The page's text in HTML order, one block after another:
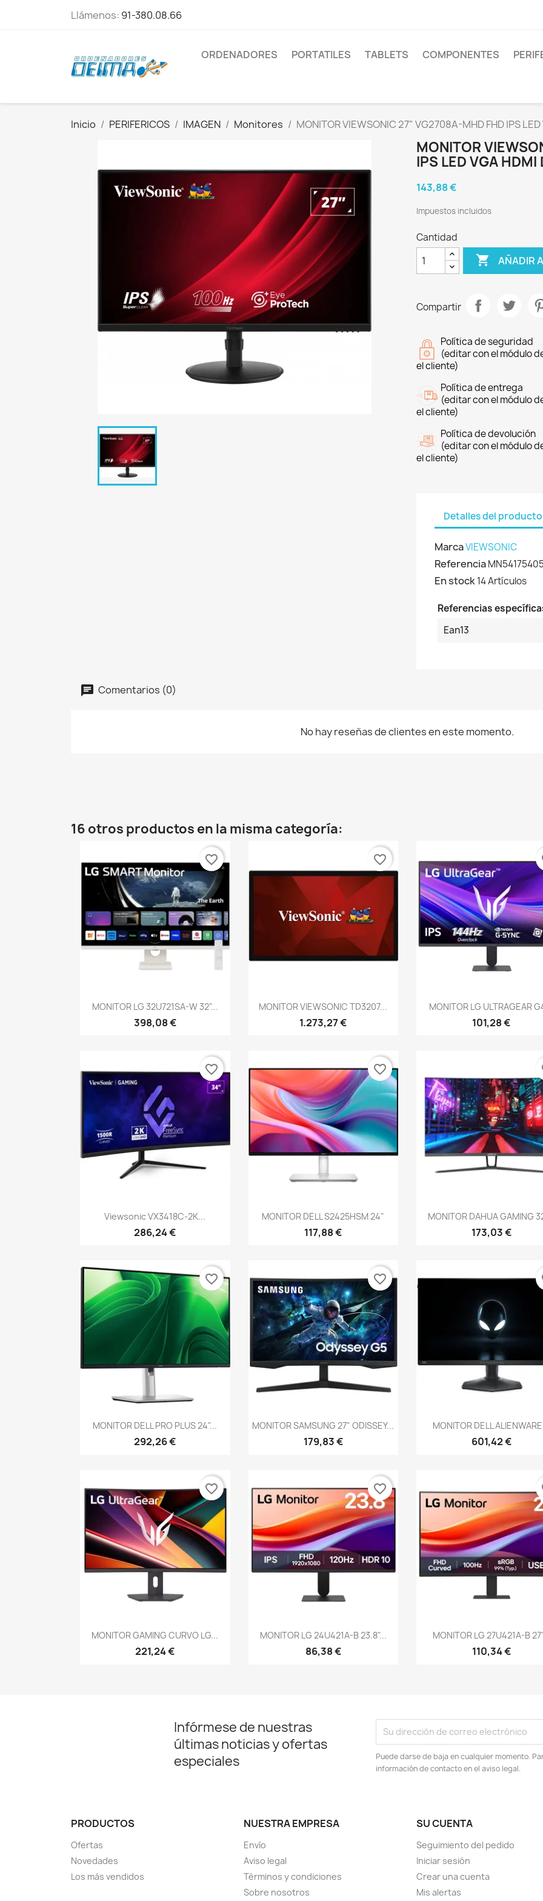
Llámenos: 91-380.08.66
ORDENADORES PORTATILES TABLETS COMPONENTES
Inicio PERIFERICOS IMAGEN Monitores MONITOR VIEWSONIC 27" VG2708A-MHD FHD IPS
MONITOR
IPS LED VGA
143,88 €
Impuestos incluidos
Cantidad
 AÑADIR
Compartir
Política de seguridad
(editar con el módulo
el cliente)
Política de entrega
(editar con el módulo
el cliente)
Política de devolución
(editar con el módulo
el cliente)
Detalles del producto
MarcaVIEWSONIC
Referencia
En stock14 Artículos
Referencias
Ean13
Comentarios (0)
No hay reseñas de clientes en este momento.
16 otros productos en la misma categoría:
Vista rápida
MONITOR LG 32U721SA-W 32"...
398,08 €
favorite_border
Vista rápida
MONITOR VIEWSONIC TD3207...
1.273,27 €
favorite_border
Vista rápida
MONITOR LG ULTRAGEAR
101,28 €
Vista rápida
Viewsonic VX3418C-2K...
286,24 €
favorite_border
Vista rápida
MONITOR DELL S2425HSM 24"
117,88 €
favorite_border
Vista rápida
MONITOR DAHUA GAMING
173,03 €
Vista rápida
MONITOR DELL PRO PLUS 24"...
292,26 €
favorite_border
Vista rápida
MONITOR SAMSUNG 27" ODISSEY...
179,83 €
favorite_border
Vista rápida
MONITOR DELL
601,42 €
Vista rápida
MONITOR GAMING CURVO LG...
221,24 €
favorite_border
Vista rápida
MONITOR LG 24U421A-B 23.8"...
86,38 €
favorite_border
Vista rápida
MONITOR LG 27U421A-B
110,34 €
Infórmese de nuestras
últimas noticias y ofertas
especiales
Puede darse de baja en cualquier momento.
información de contacto en el aviso legal.
PRODUCTOS
Ofertas
Novedades
Los más vendidos
NUESTRA EMPRESA
Envío
Aviso legal
Términos y condiciones
Sobre nosotros
SU CUENTA
Seguimiento del pedido
Iniciar sesión
Crear una cuenta
Mis alertas